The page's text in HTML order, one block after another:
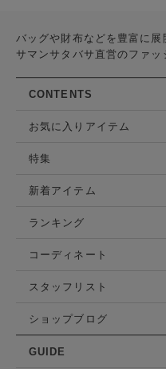
バッグや財布などを豊富に展
サマンサタバサ直営のファッ
CONTENTS
お気に入りアイテム
特集
新着アイテム
ランキング
コーディネート
スタッフリスト
ショップブログ
GUIDE